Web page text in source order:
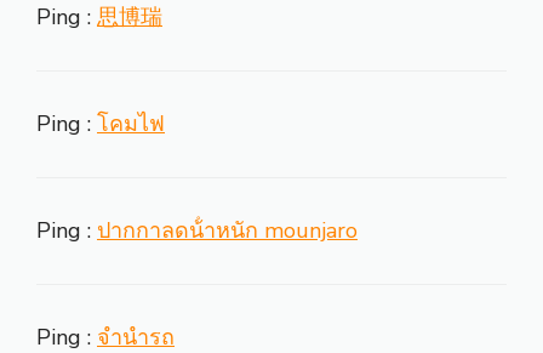
Ping : 思博瑞
Ping : โคมไฟ
Ping : ปากกาลดน้ําหนัก mounjaro
Ping : จำนำรถ